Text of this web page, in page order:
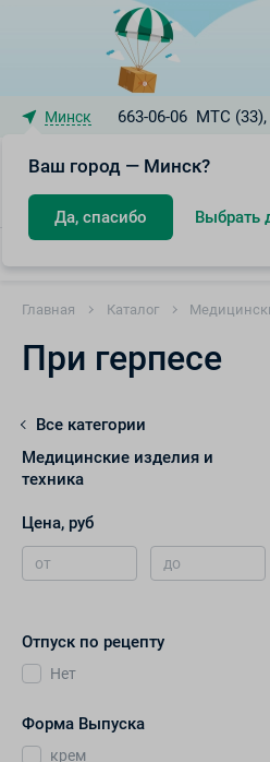
Минск
Ваш город — Минск?
Да, спасибо Выбрать
663-06-06 МТС (33),
Лекарственные препараты
Главная Каталог
При герпесе
Все категории
Медицинские изделия и
техника
Цена, руб
от до
Отпуск по рецепту
Нет
Форма Выпуска
крем